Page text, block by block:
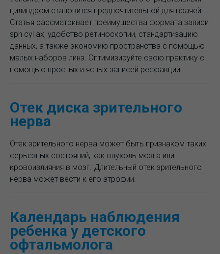
цилиндром становится предпочтительной для врачей.
Статья рассматривает преимущества формата записи
sph cyl ax, удобство ретиноскопии, стандартизацию
данных, а также экономию пространства с помощью
малых наборов линз. Оптимизируйте свою практику с
помощью простых и ясных записей рефракции!
Отек диска зрительного
нерва
Отек зрительного нерва может быть признаком таких
серьезных состояний, как опухоль мозга или
кровоизлияния в мозг. Длительный отек зрительного
нерва может вести к его атрофии.
Календарь наблюдения
ребенка у детского
офтальмолога